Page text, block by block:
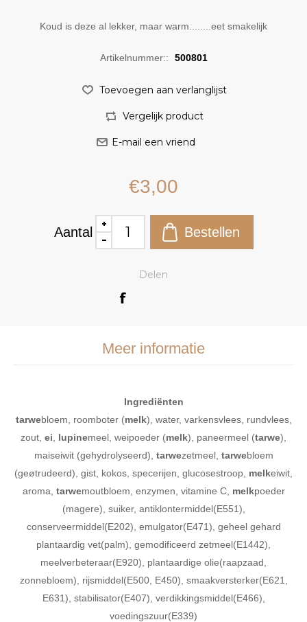
Koud is deze al lekker, maar warm........eet smakelijk
Artikelnummer:: 500801
€3,00
Aantal
Delen
Meer informatie
Ingrediënten
tarwebloem, roomboter (melk), water, varkensvlees, rundvlees,
zout, ei lupinemeel, weipoeder (melk), paneermeel (tarwe),
maiseiwit (gehydrolyseerd), tarwezetmeel, tarwebloem
(geøtrudeerd), gist, kokos, specerijen, glucosestroop, melkeiwit,
aroma, tarwemoutbloem, enzymen, vitamine C, melkpoeder
(magere), suiker, antiklontermiddel(E551),
conserveermiddel(E202), emulgator(E471), geheel gehard
plantaardig vet(palm), gemodificeerd zetmeel(E1442),
meelverbeteraar(E920), plantaardige olie(raapzaad,
zonnebloem), rijsmiddel(E500, E450), smaakversterker(E621,
E631), stabilisator(E407), verdikkingsmiddel(E466),
voedingszuur(E339)